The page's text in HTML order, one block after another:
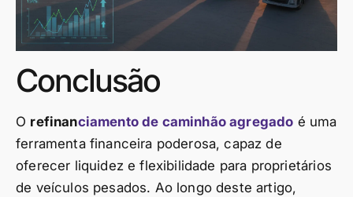
Conclusão
O refinanciamento de caminhão agregado é uma
ferramenta financeira poderosa, capaz de
oferecer liquidez e flexibilidade para proprietários
de veículos pesados. Ao longo deste artigo,